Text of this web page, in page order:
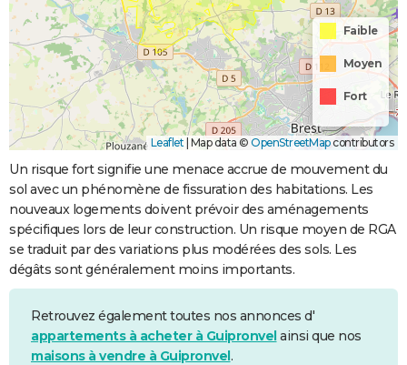
Faible
Moyen
Fort
Leaflet | Map data © OpenStreetMapcontributors
Un risque fort signifie une menace accrue de mouvement du
sol avec un phénomène de fissuration des habitations. Les
nouveaux logements doivent prévoir des aménagements
spécifiques lors de leur construction. Un risque moyen de RGA
se traduit par des variations plus modérées des sols. Les
dégâts sont généralement moins importants.
Retrouvez également toutes nos annonces d'
appartements à acheter à Guipronvel ainsi que nos
maisons à vendre à Guipronvel.